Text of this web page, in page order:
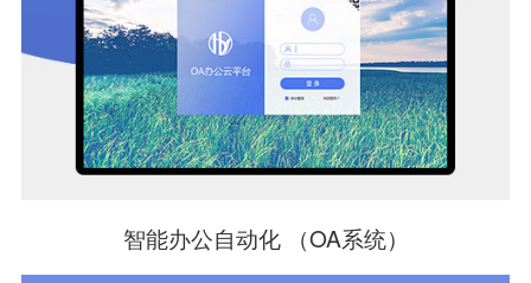
智能办公自动化 （OA系统）